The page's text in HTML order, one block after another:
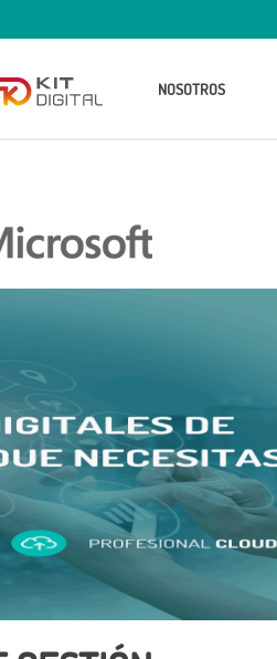
NOSOTROS